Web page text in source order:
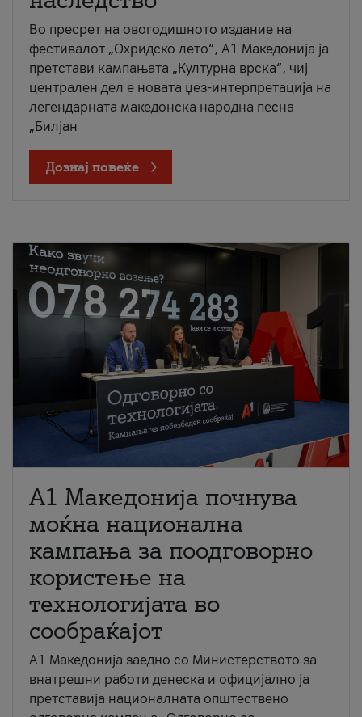
Во пресрет на овогодишното издание на
фестивалот „Охридско лето“, А1 Македонија ја
претстави кампањата „Културна врска“, чиј
централен дел е новата џез-интерпретација на
легендарната македонска народна песна
„Билјан
Дознај повеќе
A1 Македонија почнува
моќна национална
кампања за поодговорно
користење на
технологијата во
сообраќајот
A1 Македонија заедно со Министерството за
внатрешни работи денеска и официјално ја
претставија националната општествено